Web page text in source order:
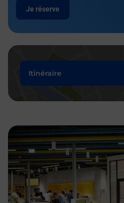
Je réserve
Itinéraire